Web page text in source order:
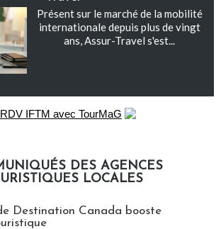
Présent sur le marché de la mobilité
internationale depuis plus de vingt
ans, Assur-Travel s'est...
DES AGENCES
LOCALES
Destination Canada booste